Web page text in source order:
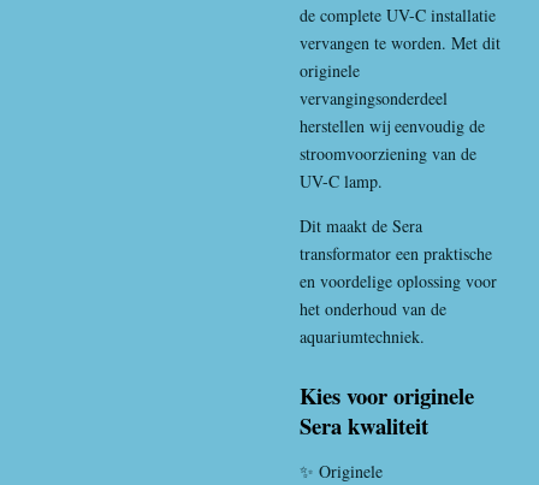
de complete UV-C installatie
vervangen te worden. Met dit
originele
vervangingsonderdeel
herstellen wij eenvoudig de
stroomvoorziening van de
UV-C lamp.
Dit maakt de Sera
transformator een praktische
en voordelige oplossing voor
het onderhoud van de
aquariumtechniek.
Kies voor originele
Sera kwaliteit
✨ Originele